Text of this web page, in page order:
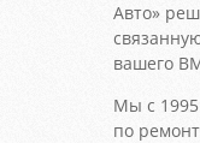
Авто»
вашего
Мы с
по